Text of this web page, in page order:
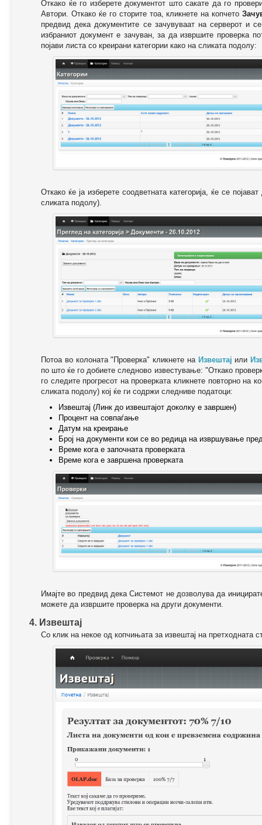
Откако ќе го изберете документот што сакате да го
Автори. Откако ќе го сторите тоа, кликнете на копчето
предвид дека документите се зачувуваат на серверот и
избраниот документ е зачуван, за да извршите проверка
појави листа со креирани категории како на сликата подолу:
Откако ќе ја изберете соодветната категорија, ќе се
сликата подолу).
Потоа во колоната "Проверка" кликнете на Извештај или
по што ќе го добиете следново известување: "Oткако
го следите прогресот на проверката кликнете повторно на
сликата подолу) кој ќе ги содржи следниве податоци:
Извештај (Линк до извештајот доколку е завршен)
Процент на совпаѓање
Датум на креирање
Број на документи кои се во редица на извршување
Време кога е започната проверката
Време кога е завршена проверката
Имајте во предвид дека Системот не дозволува да
можете да извршите проверка на други документи.
4. Извештај
Со клик на некое од копчињата за извештај на претходната